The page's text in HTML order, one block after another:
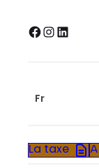
Facebook InstagramLinkedIn
Fr
La taxe